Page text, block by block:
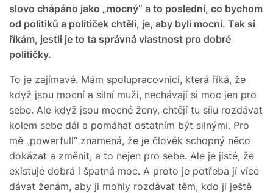
slovo chápáno jako „mocný“ a to poslední, co bychom
od politiků a političek chtěli, je, aby byli mocní. Tak si
říkám, jestli je to ta správná vlastnost pro dobré
političky.
To je zajímavé. Mám spolupracovnici, která říká, že
když jsou mocní a silní muži, nechávají si moc jen pro
sebe. Ale když jsou mocné ženy, chtějí tu sílu rozdávat
kolem sebe dál a pomáhat ostatním být silnými. Pro
mě „powerfull“ znamená, že je člověk schopný něco
dokázat a změnit, a to nejen pro sebe. Ale je jisté, že
existuje dobrá i špatná moc. A proto je potřeba jí více
dávat ženám, aby ji mohly rozdávat těm, kdo ji ještě